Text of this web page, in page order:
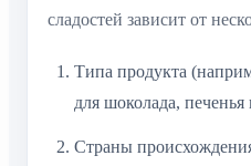
сладостей зависит от
Типа продукта
для шоколада,
Страны